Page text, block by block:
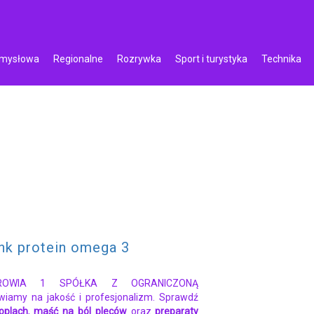
Regionalne Rozrywka Sport i turystyka Technika
protein omega 3
1 SPÓŁKA Z OGRANICZONĄ
na jakość i profesjonalizm. Sprawdź
,maść na ból plecóworazpreparaty